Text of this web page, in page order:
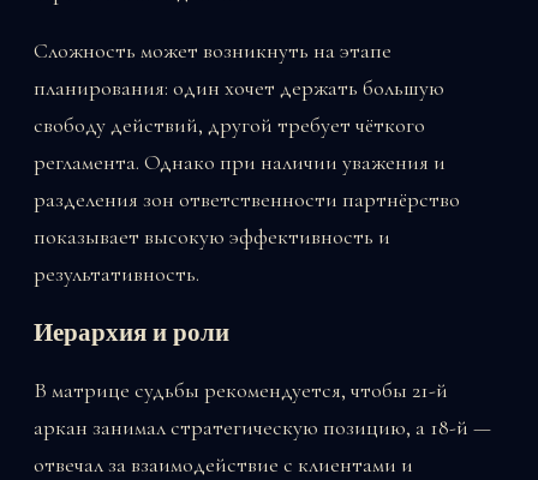
Сложность может возникнуть на этапе
планирования: один хочет держать большую
свободу действий, другой требует чёткого
регламента. Однако при наличии уважения и
разделения зон ответственности партнёрство
показывает высокую эффективность и
результативность.
Иерархия и роли
В матрице судьбы рекомендуется, чтобы 21-й
аркан занимал стратегическую позицию, а 18-й —
отвечал за взаимодействие с клиентами и